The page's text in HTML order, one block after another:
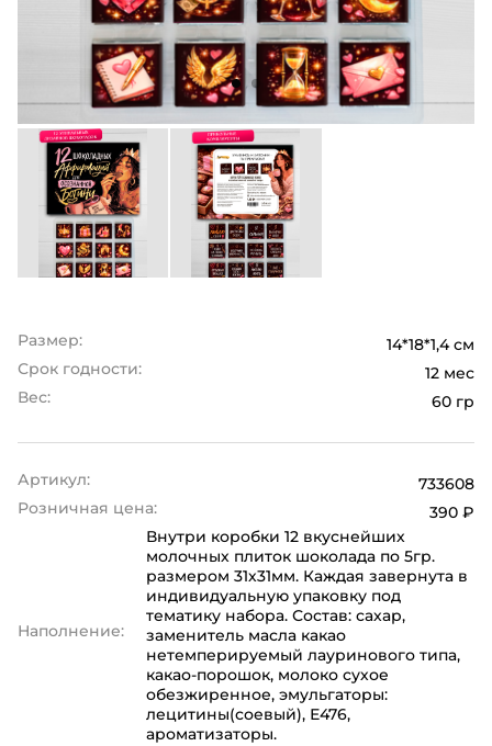
Размер:
14*18*1,4 см
Срок годности:
12 мес
Вес:
60 гр
Артикул:
733608
Розничная цена:
390 ₽
Наполнение:
Внутри коробки 12 вкуснейших
молочных плиток шоколада по 5гр.
размером 31х31мм. Каждая завернута в
индивидуальную упаковку под
тематику набора. Состав: сахар,
заменитель масла какао
нетемперируемый лауринового типа,
какао-порошок, молоко сухое
обезжиренное, эмульгаторы:
лецитины(соевый), Е476,
ароматизаторы.